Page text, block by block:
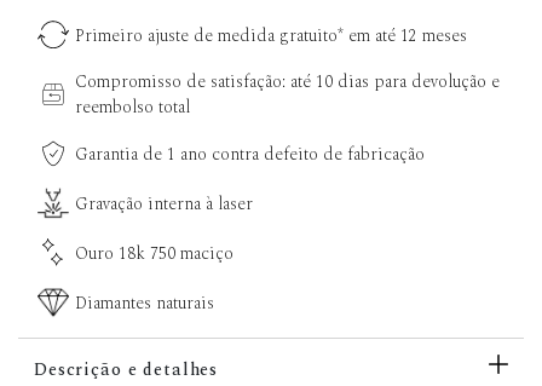
Primeiro ajuste de medida gratuito* em até 12 meses
Compromisso de satisfação: até 10 dias para devolução e
reembolso total
Garantia de 1 ano contra defeito de fabricação
Gravação interna à laser
Ouro 18k 750 maciço
Diamantes naturais
Descrição e detalhes